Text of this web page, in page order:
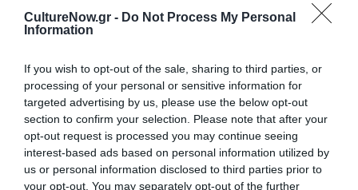
CultureNow.gr - Do Not Process My Personal
Information
If you wish to opt-out of the sale, sharing to third parties, or
processing of your personal or sensitive information for
targeted advertising by us, please use the below opt-out
section to confirm your selection. Please note that after your
opt-out request is processed you may continue seeing
interest-based ads based on personal information utilized by
us or personal information disclosed to third parties prior to
your opt-out. You may separately opt-out of the further
Τοποθεσία:
Εργοστάσιο Καράμπελας, Νέα Κίος Αργολίδας
Eισιτήρια:
Ημερήσιο εισιτήριο 15€ | Εισιτήριο διημέρου 25€
Ακολουθήστε το Culturenow.gr στοGoogle Newsκαι